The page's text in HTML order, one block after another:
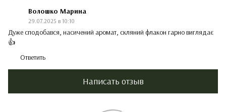
Волошко Марина
29.07.2025 в 10:10
Дуже сподобався, насичений аромат, скляний флакон гарно виглядає
👍
Ответить
Написать отзыв